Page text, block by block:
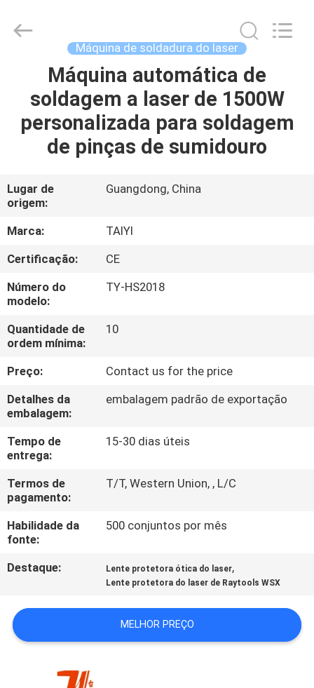
CASA
PRODUTOS
SOBRE
NÓS
VISITA
À
FÁBRICA
CONTATE-
NOS
NOTÍCIA
SOLUÇÃO
MAPA
SITE
PRIVACY
POLICY
Technology
Company
Máquina de soldadura do laser
Máquina automática de
soldagem a laser de 1500W
personalizada para soldagem
de pinças de sumidouro
Lugar de
origem:
Guangdong, China
Marca:
TAIYI
Certificação:
CE
Número do
modelo:
TY-HS2018
Quantidade de
ordem mínima:
10
Preço:
Contact us for the price
Detalhes da
embalagem:
embalagem padrão de exportação
Tempo de
entrega:
15-30 dias úteis
Termos de
pagamento:
T/T, Western Union, , L/C
Habilidade da
fonte:
500 conjuntos por mês
Destaque: Lente protetora ótica do laser,
Lente protetora do laser de Raytools WSX
MELHOR PREÇO